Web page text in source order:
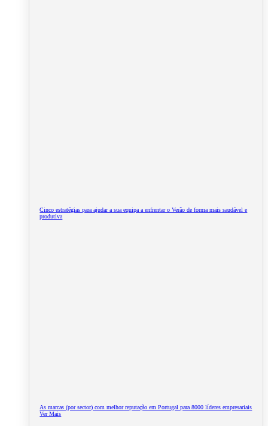
Cinco estratégias para ajudar a sua equipa a enfrentar o Verão de forma mais saudável e
produtiva
As marcas (por sector) com melhor reputação em Portugal para 8000 líderes empresariais
Ver Mais